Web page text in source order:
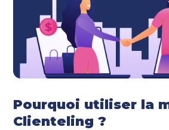
Pourquoi utiliser la
Clienteling ?